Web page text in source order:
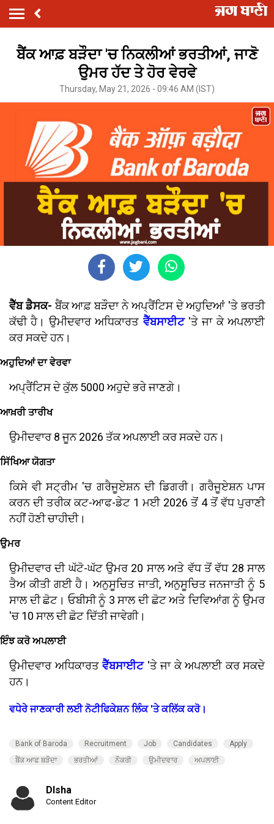
ਬੈਂਕ ਆਫ਼ ਬੜੌਦਾ 'ਚ ਨਿਕਲੀਆਂ ਭਰਤੀਆਂ, ਜਾਣੋ
ਉਮਰ ਹੱਦ ਤੇ ਹੋਰ ਵੇਰਵੇ
Thursday, May 21, 2026 - 09:46 AM (IST)
ਵੈੱਬ ਡੈਸਕ- ਬੈਂਕ ਆਫ਼ ਬੜੌਦਾ ਨੇ ਅਪ੍ਰੈਂਟਿਸ ਦੇ ਅਹੁਦਿਆਂ 'ਤੇ ਭਰਤੀ
ਕੱਢੀ ਹੈ। ਉਮੀਦਵਾਰ ਅਧਿਕਾਰਤਵੈੱਬਸਾਈਟ'ਤੇ ਜਾ ਕੇ ਅਪਲਾਈ
ਕਰ ਸਕਦੇ ਹਨ।
ਅਹੁਦਿਆਂ ਦਾ ਵੇਰਵਾ
ਅਪ੍ਰੈਂਟਿਸ ਦੇ ਕੁੱਲ 5000 ਅਹੁਦੇ ਭਰੇ ਜਾਣਗੇ।
ਆਖ਼ਰੀ ਤਾਰੀਖ
ਉਮੀਦਵਾਰ 8 ਜੂਨ 2026 ਤੱਕ ਅਪਲਾਈ ਕਰ ਸਕਦੇ ਹਨ।
ਸਿੱਖਿਆ ਯੋਗਤਾ
ਕਿਸੇ ਵੀ ਸਟ੍ਰੀਮ 'ਚ ਗਰੈਜੂਏਸ਼ਨ ਦੀ ਡਿਗਰੀ। ਗਰੈਜੂਏਸ਼ਨ ਪਾਸ
ਕਰਨ ਦੀ ਤਰੀਕ ਕਟ-ਆਫ-ਡੇਟ 1 ਮਈ 2026 ਤੋਂ 4 ਤੋਂ ਵੱਧ ਪੁਰਾਣੀ
ਨਹੀਂ ਹੋਣੀ ਚਾਹੀਦੀ।
ਉਮਰ
ਉਮੀਦਵਾਰ ਦੀ ਘੱਟੋ-ਘੱਟ ਉਮਰ 20 ਸਾਲ ਅਤੇ ਵੱਧ ਤੋਂ ਵੱਧ 28 ਸਾਲ
ਤੈਅ ਕੀਤੀ ਗਈ ਹੈ। ਅਨੁਸੂਚਿਤ ਜਾਤੀ, ਅਨੁਸੂਚਿਤ ਜਨਜਾਤੀ ਨੂੰ 5
ਸਾਲ ਦੀ ਛੋਟ। ਓਬੀਸੀ ਨੂੰ 3 ਸਾਲ ਦੀ ਛੋਟ ਅਤੇ ਦਿਵਿਆਂਗ ਨੂੰ ਉਮਰ
'ਚ 10 ਸਾਲ ਦੀ ਛੋਟ ਦਿੱਤੀ ਜਾਵੇਗੀ।
ਇੰਝ ਕਰੋ ਅਪਲਾਈ
ਉਮੀਦਵਾਰ ਅਧਿਕਾਰਤਵੈੱਬਸਾਈਟ'ਤੇ ਜਾ ਕੇ ਅਪਲਾਈ ਕਰ ਸਕਦੇ
ਹਨ।
ਵਧੇਰੇ ਜਾਣਕਾਰੀ ਲਈ ਨੋਟੀਫਿਕੇਸ਼ਨ ਲਿੰਕ 'ਤੇ ਕਲਿੱਕ ਕਰੋ।
Bank of Baroda Recruitment Job Candidates
Apply
ਬੈਂਕ ਆਫ ਬੜੌਦਾ
ਭਰਤੀਆਂ ਨੌਕਰੀ ਉਮੀਦਵਾਰ ਅਪਲਾਈ
DIsha
Content Editor